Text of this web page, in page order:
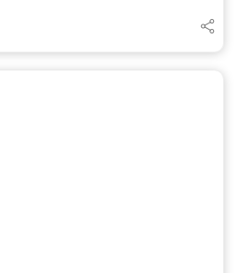
со украинскиот
Зеленски во Белград,